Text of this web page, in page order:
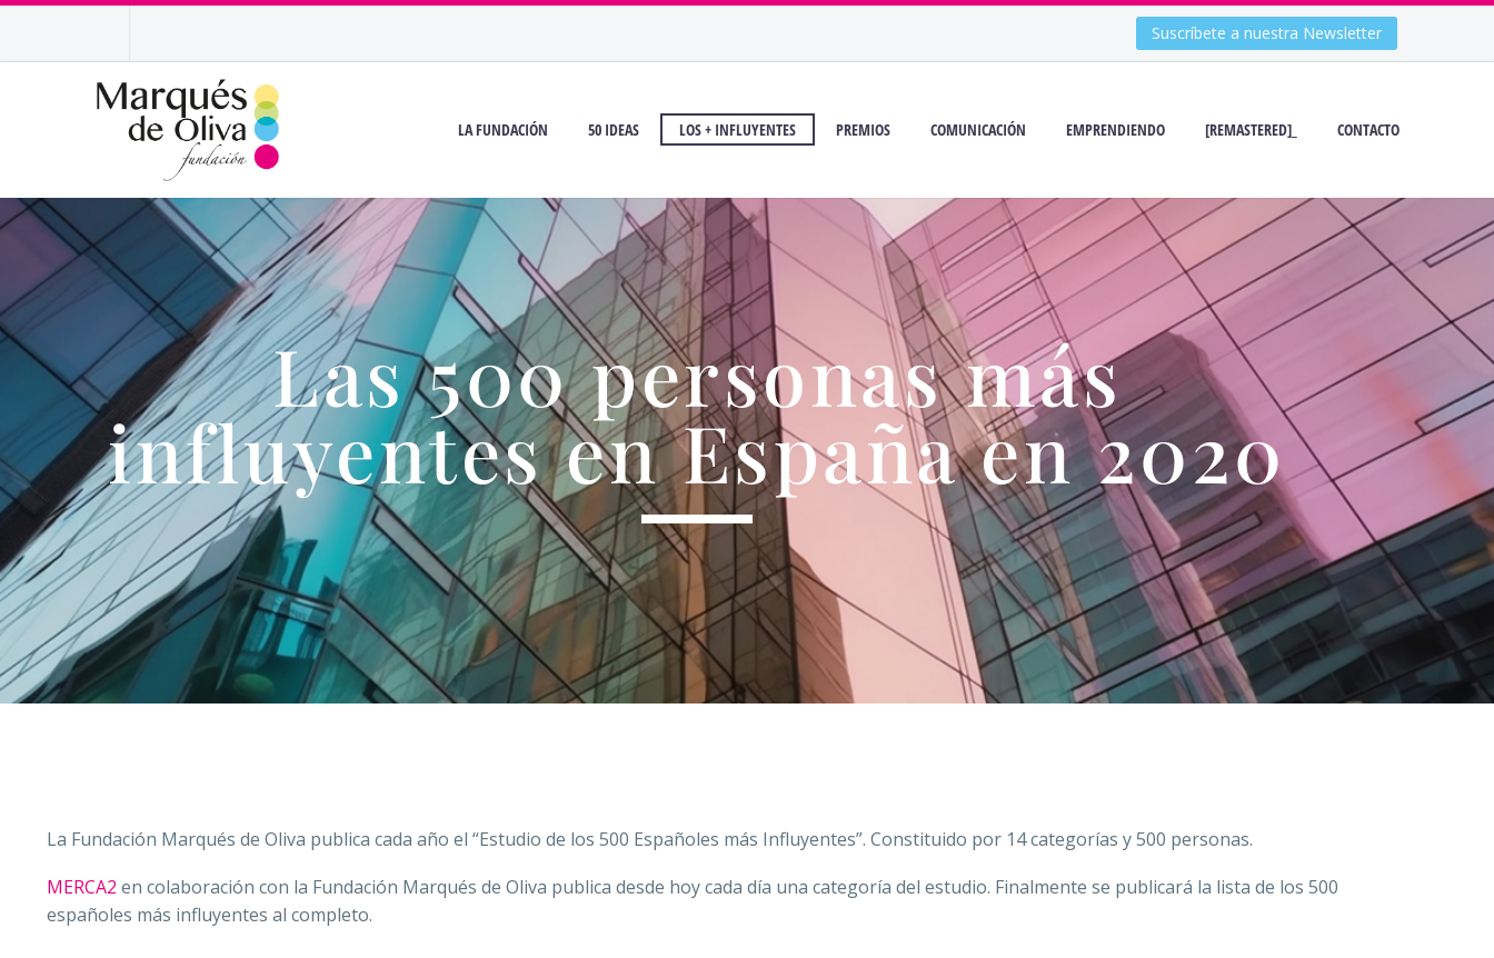
Suscríbete a nuestra Newsletter
LA FUNDACIÓN 50 IDEAS LOS + INFLUYENTES PREMIOS COMUNICACIÓN EMPRENDIENDO [REMASTERED]_ CONTACTO
Las 500 personas más
influyentes en España en 2020
La Fundación Marqués de Oliva publica cada año el “Estudio de los 500 Españoles más Influyentes”. Constituido por 14 categorías y 500 personas.
MERCA2 en colaboración con la Fundación Marqués de Oliva publica desde hoy cada día una categoría del estudio. Finalmente se publicará la lista de los 500
españoles más influyentes al completo.